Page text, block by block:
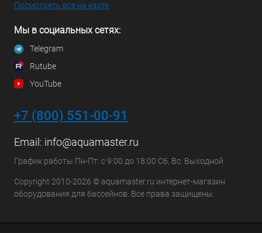
Посмотреть все на карте
Мы в социальных сетях:
Telegram
Rutube
YouTube
+7 (800) 551-00-91
Email: info@aquamaster.ru
График работы Пн-Пт: с 9:00 до 18:00 Сб, Вс: Выходной
Copyright 2010-2026 © aquamaster.ru интернет-магазин
оборудования для бассейнов. Все права защищены.